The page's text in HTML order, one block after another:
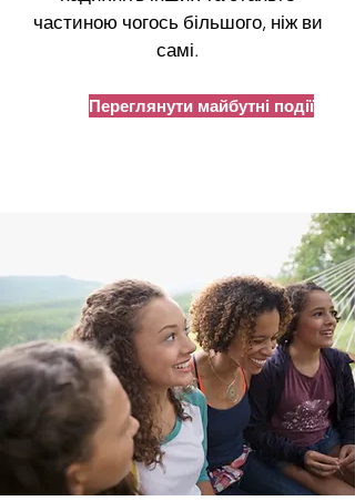
частиною чогось більшого, ніж ви
самі.
Переглянути майбутні події